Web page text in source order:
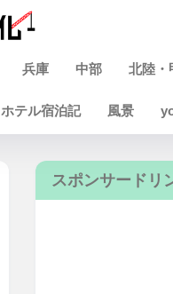
兵庫 中部 北陸・
ホテル宿泊記 風景
スポンサードリ